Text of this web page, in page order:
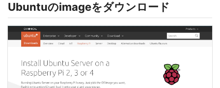
Ubuntuのimageをダウンロード